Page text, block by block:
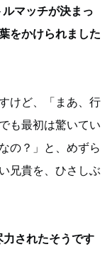
マッチが決まっ
をかけられました
けど、「まあ、行
も最初は驚いてい
の？」と、めずら
兄貴を、ひさしぶ
されたそうです